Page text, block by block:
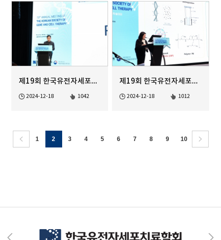
제19회 한국유전자세포치료학회 정기학술대회
2024-12-18 1042
제19회 한국유전자세포치료학회 정기학술대회
2024-12-18 1012
1 2 3 4 5 6 7 8 9 10